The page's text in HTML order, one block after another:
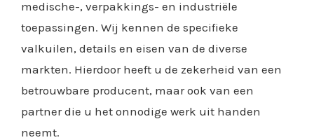
medische-, verpakkings- en industriële
toepassingen. Wij kennen de specifieke
valkuilen, details en eisen van de diverse
markten. Hierdoor heeft u de zekerheid van een
betrouwbare producent, maar ook van een
partner die u het onnodige werk uit handen
neemt.